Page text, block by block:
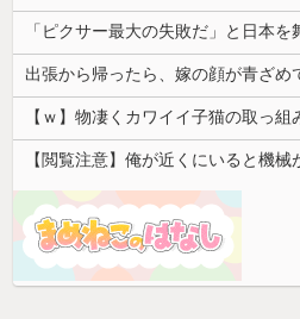
【ｗ】物凄くカワイイ子猫の取っ組
【閲覧注意】俺が近くにいると機械